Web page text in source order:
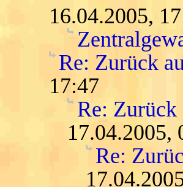
16.04.2005,
Re: Zurück
17:47
Re: Zurück
17.04.2005,
Re: